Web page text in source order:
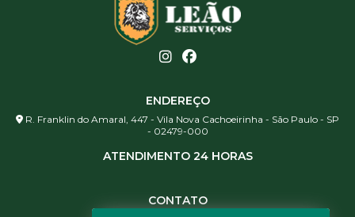
ENDEREÇO
R. Franklin do Amaral, 447 - Vila Nova Cachoeirinha - São Paulo - SP
- 02479-000
ATENDIMENTO 24 HORAS
CONTATO